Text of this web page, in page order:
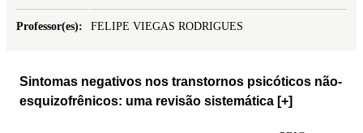
Professor(es): FELIPE VIEGAS RODRIGUES
Sintomas negativos nos transtornos psicóticos não-
esquizofrênicos: uma revisão sistemática [+]